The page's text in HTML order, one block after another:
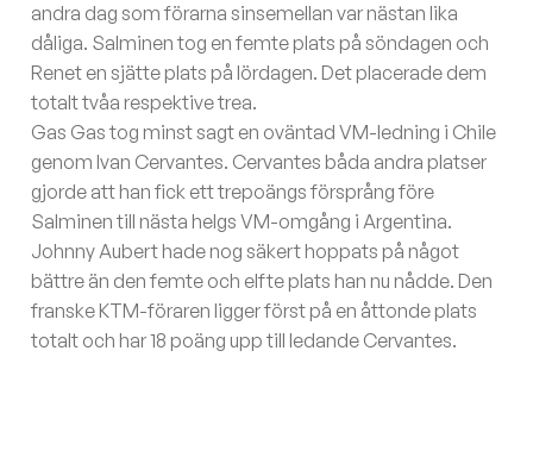
andra dag som förarna sinsemellan var nästan lika
dåliga. Salminen tog en femte plats på söndagen och
Renet en sjätte plats på lördagen. Det placerade dem
totalt tvåa respektive trea.
Gas Gas tog minst sagt en oväntad VM-ledning i Chile
genom Ivan Cervantes. Cervantes båda andra platser
gjorde att han fick ett trepoängs försprång före
Salminen till nästa helgs VM-omgång i Argentina.
Johnny Aubert hade nog säkert hoppats på något
bättre än den femte och elfte plats han nu nådde. Den
franske KTM-föraren ligger först på en åttonde plats
totalt och har 18 poäng upp till ledande Cervantes.